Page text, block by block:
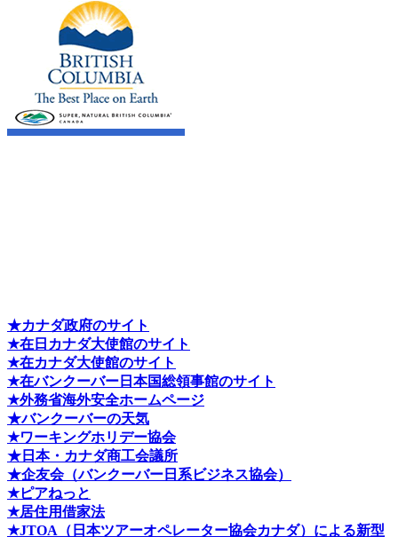
★カナダ政府のサイト
★在日カナダ大使館のサイト
★在カナダ大使館のサイト
★在バンクーバー日本国総領事館のサイト
★外務省海外安全ホームページ
★バンクーバーの天気
★ワーキングホリデー協会
★日本・カナダ商工会議所
★企友会（バンクーバー日系ビジネス協会）
★ピアねっと
★居住用借家法
★JTOA（日本ツアーオペレーター協会カナダ）による新型